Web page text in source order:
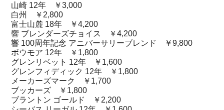
山崎 12年 ￥3,000
白州 ￥2,800
富士山麓 18年 ￥4,200
響 ブレンダーズチョイス ￥4,200
響 100周年記念 アニバーサリーブレンド ￥9,800
ボウモア 12年 ￥1,800
グレンリベット 12年 ￥1,600
グレンフィディック 12年 ￥1,800
メーカーズマーク ￥1,700
ブッカーズ ￥1,800
ブラントン ゴールド ￥2,200